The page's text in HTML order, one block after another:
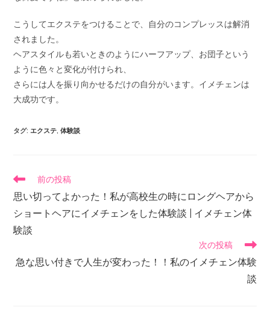
こうしてエクステをつけることで、自分のコンプレッスは解消
されました。
ヘアスタイルも若いときのようにハーフアップ、お団子という
ように色々と変化が付けられ、
さらには人を振り向かせるだけの自分がいます。イメチェンは
大成功です。
タグ:エクステ, 体験談
前の投稿
思い切ってよかった！私が高校生の時にロングヘアから
ショートヘアにイメチェンをした体験談 | イメチェン体
験談
次の投稿
急な思い付きで人生が変わった！！私のイメチェン体験
談